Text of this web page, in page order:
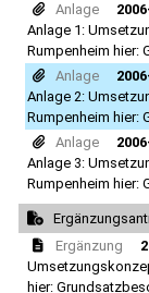
Anlage
Anlage 1:
Rumpenheim hier:
Anlage
Anlage 2:
Rumpenheim hier:
Anlage
Anlage 3:
Rumpenheim hier:
Ergänzung
hier: